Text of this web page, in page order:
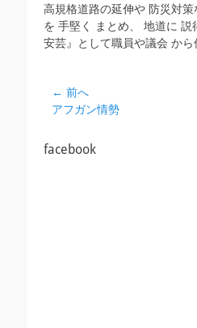
高規格道路の延伸や 防災対
を 手堅く まとめ、 地道に
安芸』として職員や議会 から
投
稿
ビ
← 前へ
前
稿:
アフガン情勢
facebook